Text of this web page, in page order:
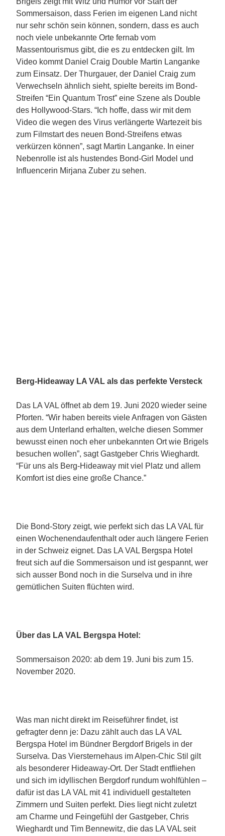
Sommersaison, dass Ferien im eigenen Land nicht
nur sehr schön sein können, sondern, dass es auch
noch viele unbekannte Orte fernab vom
Massentourismus gibt, die es zu entdecken gilt. Im
Video kommt Daniel Craig Double Martin Langanke
zum Einsatz. Der Thurgauer, der Daniel Craig zum
Verwechseln ähnlich sieht, spielte bereits im Bond-
Streifen “Ein Quantum Trost” eine Szene als Double
des Hollywood-Stars. “Ich hoffe, dass wir mit dem
Video die wegen des Virus verlängerte Wartezeit bis
zum Filmstart des neuen Bond-Streifens etwas
verkürzen können”, sagt Martin Langanke. In einer
Nebenrolle ist als hustendes Bond-Girl Model und
Influencerin Mirjana Zuber zu sehen.
Berg-Hideaway LA VAL als das perfekte Versteck
Das LA VAL öffnet ab dem 19. Juni 2020 wieder seine
Pforten. “Wir haben bereits viele Anfragen von Gästen
aus dem Unterland erhalten, welche diesen Sommer
bewusst einen noch eher unbekannten Ort wie Brigels
besuchen wollen”, sagt Gastgeber Chris Wieghardt.
“Für uns als Berg-Hideaway mit viel Platz und allem
Komfort ist dies eine große Chance.”
Die Bond-Story zeigt, wie perfekt sich das LA VAL für
einen Wochenendaufenthalt oder auch längere Ferien
in der Schweiz eignet. Das LA VAL Bergspa Hotel
freut sich auf die Sommersaison und ist gespannt, wer
sich ausser Bond noch in die Surselva und in ihre
gemütlichen Suiten flüchten wird.
Über das LA VAL Bergspa Hotel:
Sommersaison 2020: ab dem 19. Juni bis zum 15.
November 2020.
Was man nicht direkt im Reiseführer findet, ist
gefragter denn je: Dazu zählt auch das LA VAL
Bergspa Hotel im Bündner Bergdorf Brigels in der
Surselva. Das Viersternehaus im Alpen-Chic Stil gilt
als besonderer Hideaway-Ort. Der Stadt entfliehen
und sich im idyllischen Bergdorf rundum wohlfühlen –
dafür ist das LA VAL mit 41 individuell gestalteten
Zimmern und Suiten perfekt. Dies liegt nicht zuletzt
am Charme und Feingefühl der Gastgeber, Chris
Wieghardt und Tim Bennewitz, die das LA VAL seit